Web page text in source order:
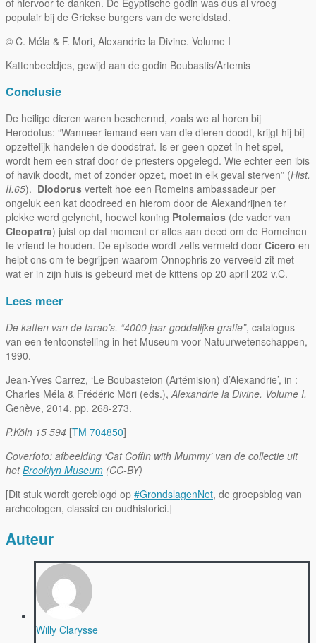
populair bij de Griekse burgers van de wereldstad.
© C. Méla & F. Mori, Alexandrie la Divine. Volume I
Kattenbeeldjes, gewijd aan de godin Boubastis/Artemis
Conclusie
De heilige dieren waren beschermd, zoals we al horen bij
Herodotus: “Wanneer iemand een van die dieren doodt, krijgt hij bij
opzettelijk handelen de doodstraf. Is er geen opzet in het spel,
wordt hem een straf door de priesters opgelegd. Wie echter een ibis
of havik doodt, met of zonder opzet, moet in elk geval sterven” (Hist.
II.65). Diodorus vertelt hoe een Romeins ambassadeur per
ongeluk een kat doodreed en hierom door de Alexandrijnen ter
plekke werd gelyncht, hoewel koning Ptolemaios (de vader van
Cleopatra) juist op dat moment er alles aan deed om de Romeinen
te vriend te houden. De episode wordt zelfs vermeld door Cicero en
helpt ons om te begrijpen waarom Onnophris zo verveeld zit met
wat er in zijn huis is gebeurd met de kittens op 20 april 202 v.C.
Lees meer
De katten van de farao’s. “4000 jaar goddelijke gratie”, catalogus
van een tentoonstelling in het Museum voor Natuurwetenschappen,
1990.
Jean-Yves Carrez, ‘Le Boubasteion (Artémision) d’Alexandrie’, in :
Charles Méla & Frédéric Möri (eds.),Alexandrie la Divine. Volume I,
Genève, 2014, pp. 268-273.
P.Köln 15 594 [TM 704850]
Coverfoto: afbeelding ‘Cat Coffin with Mummy’ van de collectie uit
hetBrooklyn Museum (CC-BY)
[Dit stuk wordt gereblogd op #GrondslagenNet, de groepsblog van
archeologen, classici en oudhistorici.]
Auteur
Willy Clarysse